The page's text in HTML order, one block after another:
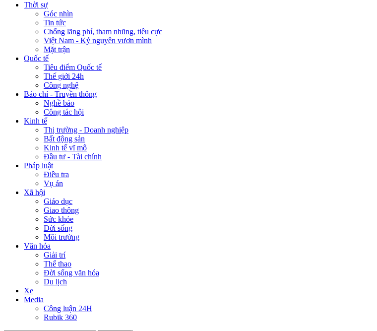
Thời sự
Góc nhìn
Tin tức
Chống lãng phí, tham nhũng, tiêu cực
Việt Nam - Kỷ nguyên vươn mình
Mặt trận
Quốc tế
Tiêu điểm Quốc tế
Thế giới 24h
Công nghệ
Báo chí - Truyền thông
Nghề báo
Công tác hội
Kinh tế
Thị trường - Doanh nghiệp
Bất động sản
Kinh tế vĩ mô
Đầu tư - Tài chính
Pháp luật
Điều tra
Vụ án
Xã hội
Giáo dục
Giao thông
Sức khỏe
Đời sống
Môi trường
Văn hóa
Giải trí
Thể thao
Đời sống văn hóa
Du lịch
Xe
Media
Công luận 24H
Rubik 360